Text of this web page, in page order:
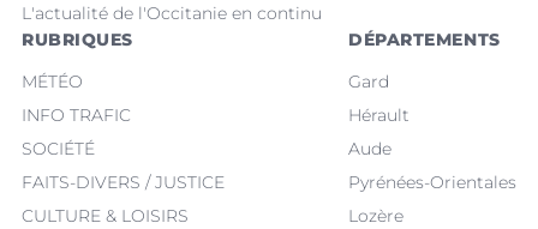
L'actualité de l'Occitanie en continu
RUBRIQUES
MÉTÉO
INFO TRAFIC
SOCIÉTÉ
FAITS-DIVERS / JUSTICE
CULTURE & LOISIRS
DÉPARTEMENTS
Gard
Hérault
Aude
Pyrénées-Orientales
Lozère